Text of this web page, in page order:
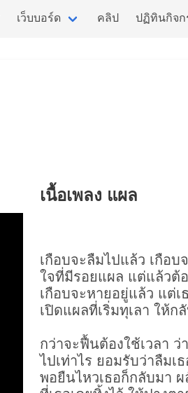
เว็บบอร์ด คลิป ปฏิทินกิจก
เนื้อเพลง แผล
เกือบจะลืมไปแล้ว เกือบ
ใจที่มีรอยแผล แต่แล้วต้
เกือบจะหายอยู่แล้ว แต่เ
เปิดแผลที่เริ่มทุเลา ให้ก
กว่าจะฟื้นต้องใช้เวลา
ไปเท่าไร ยอมรับว่าลืมเ
พอยืนไหวเธอก็กลับมา